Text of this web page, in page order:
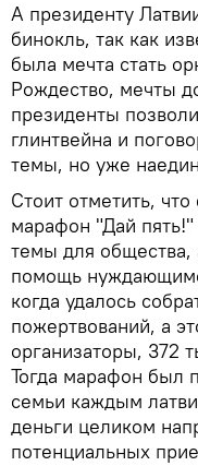
А президенту
бинокль, так как
была мечта стать
Рождество, мечты
президенты
глинтвейна и
темы, но уже
Стоит отметить,
марафон "Дай
темы для общества,
помощь
когда удалось
пожертвований, а
организаторы, 372
Тогда марафон был
семьи каждым
деньги целиком
потенциальных